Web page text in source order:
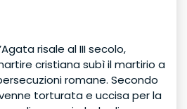
risale al III secolo,
cristiana subì il martirio a
romane. Secondo
torturata e uccisa per la